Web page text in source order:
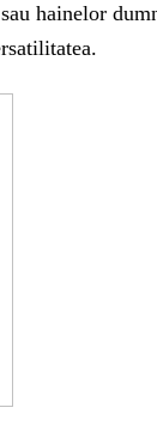
hainelor